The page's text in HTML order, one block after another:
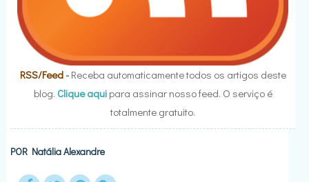
RSS/Feed- Receba automaticamente todos os artigos deste
blog. Clique aquipara assinar nosso feed. O serviço é
totalmente gratuito.
POR Natália Alexandre